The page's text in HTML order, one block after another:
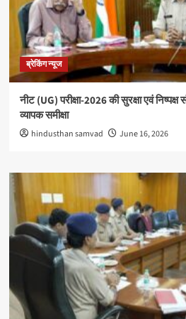
ब्रेकिंग न्यूज
नीट (UG) परीक्षा-2026 की सुरक्षा एवं
व्यापक समीक्षा
hindusthan samvad June 16, 2026